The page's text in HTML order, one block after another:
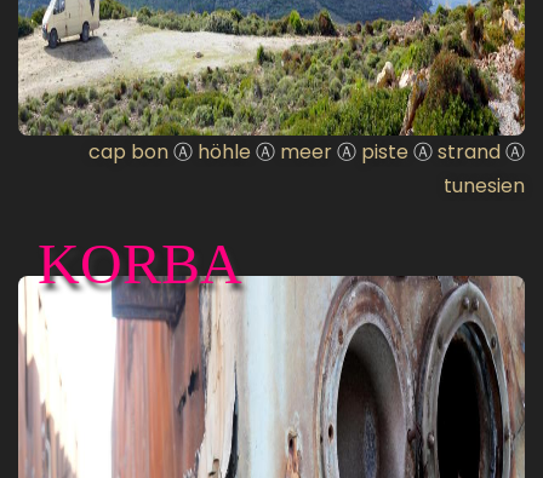
cap bonⒶ höhle Ⓐ meerⒶ piste ⒶstrandⒶ
tunesien
KORBA